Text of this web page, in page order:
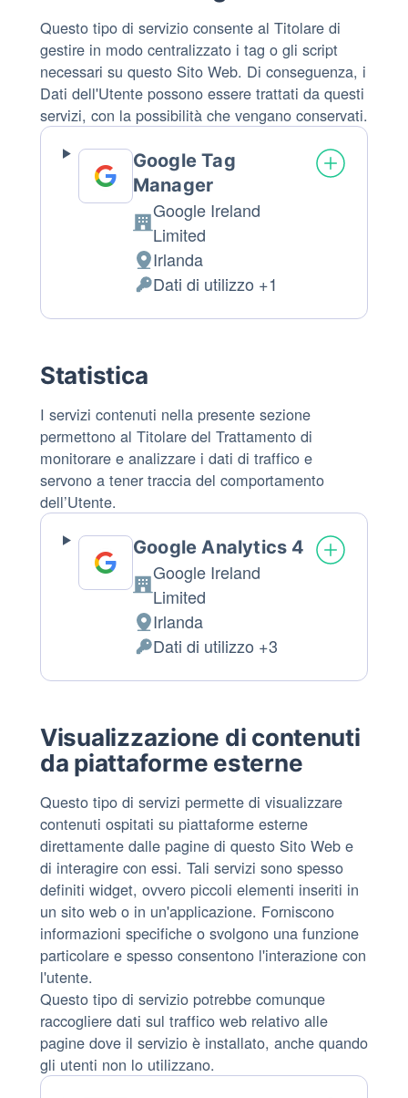
Questo tipo di servizio consente al Titolare di
gestire in modo centralizzato i tag o gli script
necessari su questo Sito Web. Di conseguenza, i
Dati dell'Utente possono essere trattati da questi
servizi, con la possibilità che vengano conservati.
Google Tag
Manager
Azienda:
Google Ireland
Limited
Luogo
del
trattamento:
Irlanda
Dati
Personali
Dati di utilizzo +1
Statistica
I servizi contenuti nella presente sezione
permettono al Titolare del Trattamento di
monitorare e analizzare i dati di traffico e
servono a tener traccia del comportamento
dell’Utente.
Google Analytics 4
Azienda:
Google Ireland
Limited
Luogo
del
trattamento:
Irlanda
Dati
Personali
Dati di utilizzo +3
Visualizzazione di contenuti
da piattaforme esterne
Questo tipo di servizi permette di visualizzare
contenuti ospitati su piattaforme esterne
direttamente dalle pagine di questo Sito Web e
di interagire con essi. Tali servizi sono spesso
definiti widget, ovvero piccoli elementi inseriti in
un sito web o in un'applicazione. Forniscono
informazioni specifiche o svolgono una funzione
particolare e spesso consentono l'interazione con
l'utente.
Questo tipo di servizio potrebbe comunque
raccogliere dati sul traffico web relativo alle
pagine dove il servizio è installato, anche quando
gli utenti non lo utilizzano.